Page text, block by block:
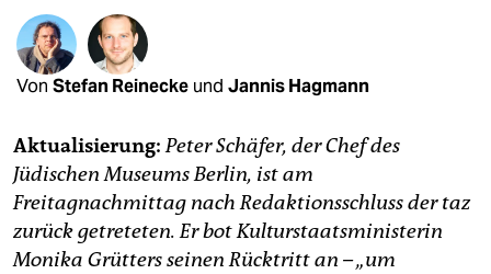
shop
fragen & hilfe
abo
genossenschaft
epaper login
Von Stefan Reinecke und Jannis Hagmann
Aktualisierung: Peter Schäfer, der Chef des
Jüdischen Museums Berlin, ist am
Freitagnachmittag nach Redaktionsschluss der taz
zurück getreteten. Er bot Kulturstaatsministerin
Monika Grütters seinen Rücktritt an – „um